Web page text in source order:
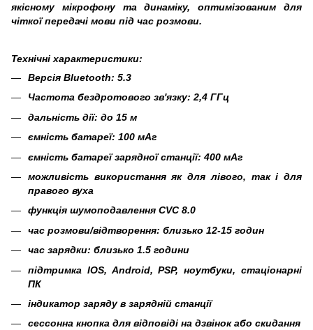
якісному мікрофону та динаміку, оптимізованим для
чіткої передачі мови під час розмови.
Технічні характеристики:
Версія Bluetooth: 5.3
Частота бездротового зв'язку: 2,4 ГГц
дальність дії: до 15 м
ємність батареї: 100 мАг
ємність батареї зарядної станції: 400 мАг
можливість використання як для лівого, так і для
правого вуха
функція шумоподавлення СVC 8.0
час розмови/відтворення: близько 12-15 годин
час зарядки: близько 1.5 години
підтримка IOS, Android, PSP, ноутбуки, стаціонарні
ПК
індикатор заряду в зарядній станції
сессонна кнопка для відповіді на дзвінок або скидання